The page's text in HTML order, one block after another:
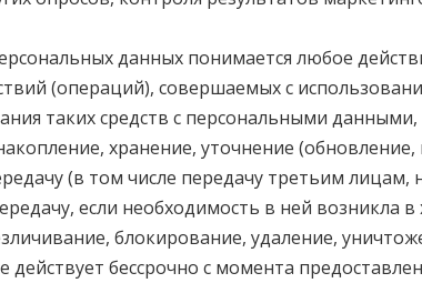
данных понимается любое
(операций), совершаемых с
таких средств с персональными
хранение, уточнение
(в том числе передачу третьим лицам,
если необходимость в ней возникла в
блокирование, удаление,
действует бессрочно с момента